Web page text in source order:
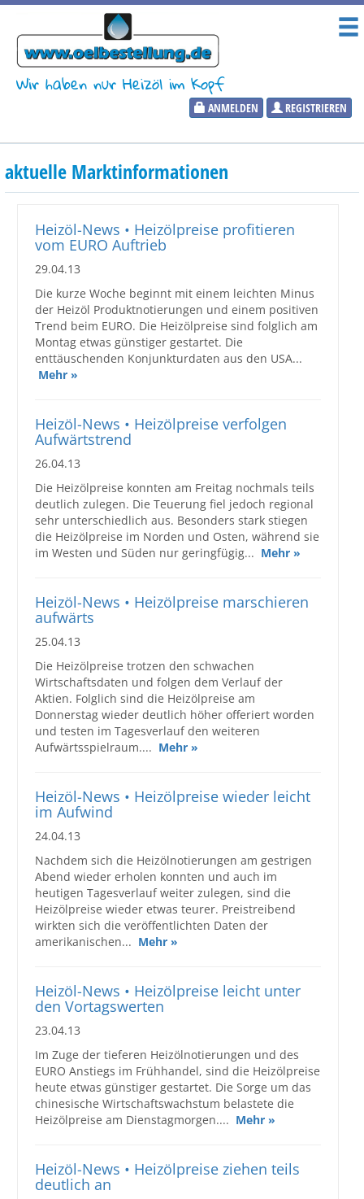
Wir haben nur Heizöl im Kopf
ANMELDEN REGISTRIEREN
Heizölpreise
Aktueller Heizölpreis
Marktinformationen
Wunschpreis Benachrichtigung
Produkte
Service
Händler
Hilfe und Kontakt
Shop
aktuelle Marktinformationen
Heizöl-News • Heizölpreise profitieren
vom EURO Auftrieb
29.04.13
Die kurze Woche beginnt mit einem leichten Minus
der Heizöl Produktnotierungen und einem positiven
Trend beim EURO. Die Heizölpreise sind folglich am
Montag etwas günstiger gestartet. Die
enttäuschenden Konjunkturdaten aus den USA...
Mehr »
Heizöl-News • Heizölpreise verfolgen
Aufwärtstrend
26.04.13
Die Heizölpreise konnten am Freitag nochmals teils
deutlich zulegen. Die Teuerung fiel jedoch regional
sehr unterschiedlich aus. Besonders stark stiegen
die Heizölpreise im Norden und Osten, während sie
im Westen und Süden nur geringfügig... Mehr »
Heizöl-News • Heizölpreise marschieren
aufwärts
25.04.13
Die Heizölpreise trotzen den schwachen
Wirtschaftsdaten und folgen dem Verlauf der
Aktien. Folglich sind die Heizölpreise am
Donnerstag wieder deutlich höher offeriert worden
und testen im Tagesverlauf den weiteren
Aufwärtsspielraum.... Mehr »
Heizöl-News • Heizölpreise wieder leicht
im Aufwind
24.04.13
Nachdem sich die Heizölnotierungen am gestrigen
Abend wieder erholen konnten und auch im
heutigen Tagesverlauf weiter zulegen, sind die
Heizölpreise wieder etwas teurer. Preistreibend
wirkten sich die veröffentlichten Daten der
amerikanischen... Mehr »
Heizöl-News • Heizölpreise leicht unter
den Vortagswerten
23.04.13
Im Zuge der tieferen Heizölnotierungen und des
EURO Anstiegs im Frühhandel, sind die Heizölpreise
heute etwas günstiger gestartet. Die Sorge um das
chinesische Wirtschaftswachstum belastete die
Heizölpreise am Dienstagmorgen.... Mehr »
Heizöl-News • Heizölpreise ziehen teils
deutlich an